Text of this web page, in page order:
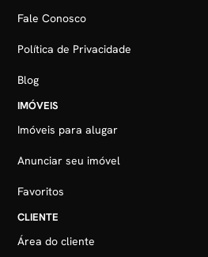
Fale Conosco
Política de Privacidade
Blog
IMÓVEIS
Imóveis para alugar
Anunciar seu imóvel
Favoritos
CLIENTE
Área do cliente